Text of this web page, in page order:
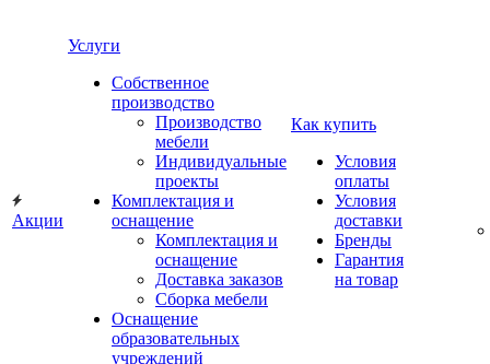
Акции
Услуги
Собственное
производство
Производство
мебели
Индивидуальные
проекты
Комплектация и
оснащение
Комплектация и
оснащение
Доставка заказов
Сборка мебели
Оснащение
образовательных
учреждений
Как купить
Условия
оплаты
Условия
доставки
Бренды
Гарантия
на товар